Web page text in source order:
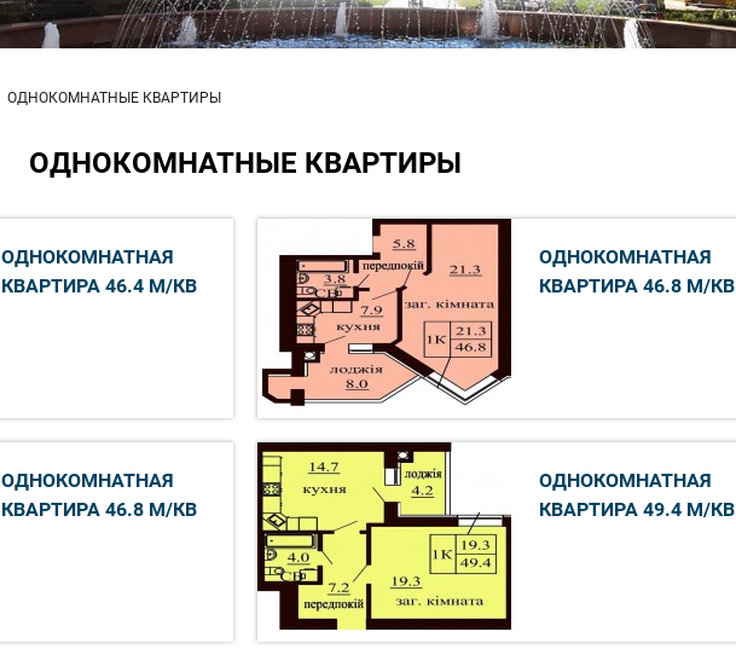
ОДНОКОМНАТНЫЕ КВАРТИРЫ
ОДНОКОМНАТНЫЕ КВАРТИРЫ
ОДНОКОМНАТНАЯ
КВАРТИРА 46.4 М/КВ
ОДНОКОМНАТНАЯ
КВАРТИРА 46.8 М/КВ
ОДНОКОМНАТНАЯ
КВАРТИРА 46.8 М/КВ
ОДНОКОМНАТНАЯ
КВАРТИРА 49.4 М/КВ